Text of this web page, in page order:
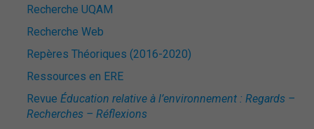
Recherche UQAM
Recherche Web
Repères Théoriques (2016-2020)
Ressources en ERE
Revue Éducation relative à l’environnement : Regards –
Recherches – Réflexions